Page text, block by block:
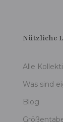
Nützliche
Alle
Was sind
Blog